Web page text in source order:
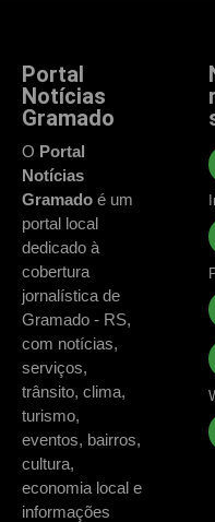
Portal
Notícias
Gramado
O Portal
Notícias
Gramado é um
portal local
dedicado à
cobertura
jornalística de
Gramado - RS,
com notícias,
serviços,
trânsito, clima,
turismo,
eventos, bairros,
cultura,
economia local e
informações